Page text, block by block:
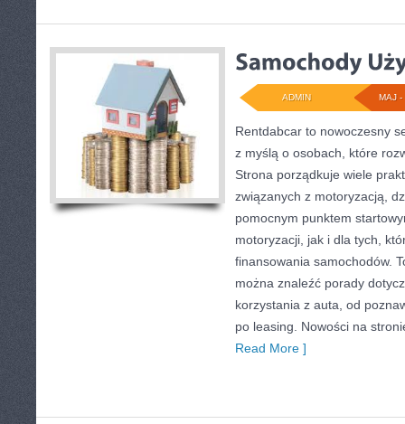
MAJ -
ADMIN
Rentdabcar to nowoczesny
z myślą o osobach, które
Strona porządkuje wiele
związanych z motoryzacją,
pomocnym punktem
motoryzacji, jak i dla tych,
finansowania samochodów.
można znaleźć porady
korzystania z auta, od
po leasing. Nowości na
Read More ]